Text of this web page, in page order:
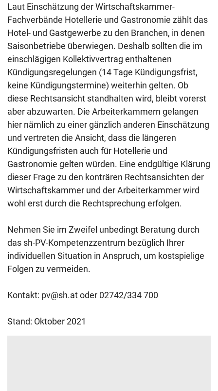
Laut Einschätzung der Wirtschaftskammer-
Fachverbände Hotellerie und Gastronomie zählt das
Hotel- und Gastgewerbe zu den Branchen, in denen
Saisonbetriebe überwiegen. Deshalb sollten die im
einschlägigen Kollektivvertrag enthaltenen
Kündigungsregelungen (14 Tage Kündigungsfrist,
keine Kündigungstermine) weiterhin gelten. Ob
diese Rechtsansicht standhalten wird, bleibt vorerst
aber abzuwarten. Die Arbeiterkammern gelangen
hier nämlich zu einer gänzlich anderen Einschätzung
und vertreten die Ansicht, dass die längeren
Kündigungsfristen auch für Hotellerie und
Gastronomie gelten würden. Eine endgültige Klärung
dieser Frage zu den konträren Rechtsansichten der
Wirtschaftskammer und der Arbeiterkammer wird
wohl erst durch die Rechtsprechung erfolgen.
Nehmen Sie im Zweifel unbedingt Beratung durch
das sh-PV-Kompetenzzentrum bezüglich Ihrer
individuellen Situation in Anspruch, um kostspielige
Folgen zu vermeiden.
Kontakt: pv@sh.atoder 02742/334 700
Stand: Oktober 2021